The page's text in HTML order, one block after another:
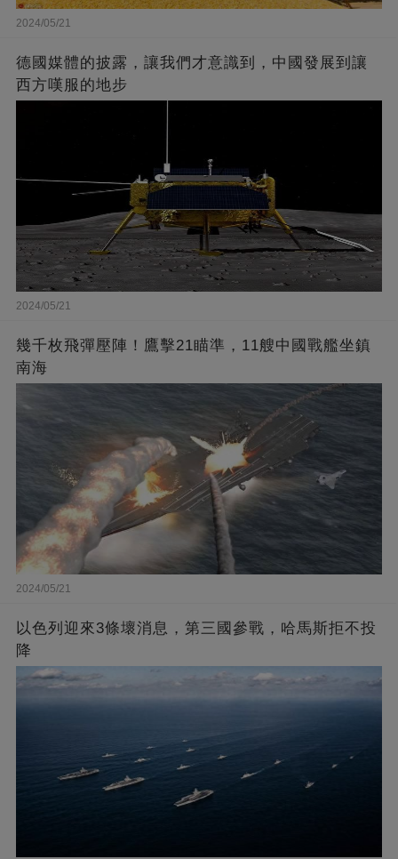
2024/05/21
德國媒體的披露，讓我們才意識到，中國發展到讓
西方嘆服的地步
2024/05/21
幾千枚飛彈壓陣！鷹擊21瞄準，11艘中國戰艦坐鎮
南海
2024/05/21
以色列迎來3條壞消息，第三國參戰，哈馬斯拒不投
降